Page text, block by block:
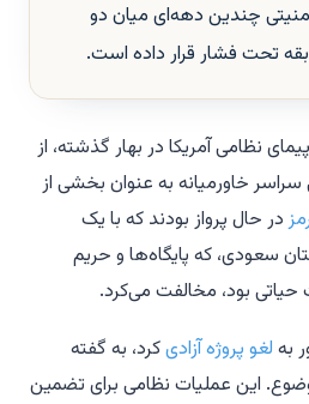
چندین دهه‌ای میان دو
تحت فشار قرار داده است.
فروند هواپیمای نظامی آمریکا در بهار گذشته، از
خاورمیانه به عنوان بخشی از
در حال پرواز بودند که با یک
سعودی، که پایگاه‌ها و حریم
حیاتی بود، مخالفت می‌کرد.
به لغو پروژه آزادیکرد، به گفته
این عملیات نظامی برای تضمین